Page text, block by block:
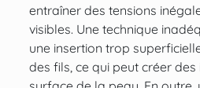
entraîner des tensions
visibles. Une technique
une insertion trop
des fils, ce qui peut créer